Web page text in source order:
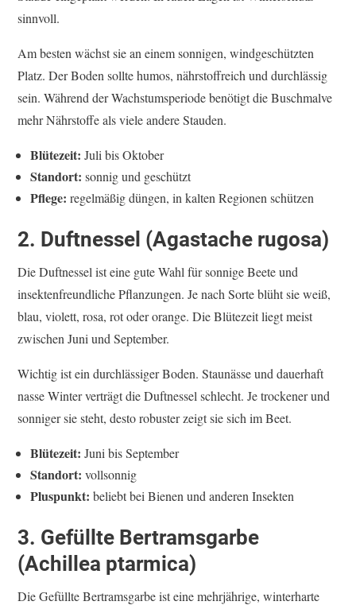
sinnvoll.
Am besten wächst sie an einem sonnigen, windgeschützten
Platz. Der Boden sollte humos, nährstoffreich und durchlässig
sein. Während der Wachstumsperiode benötigt die Buschmalve
mehr Nährstoffe als viele andere Stauden.
Blütezeit: Juli bis Oktober
Standort: sonnig und geschützt
Pflege: regelmäßig düngen, in kalten Regionen schützen
2. Duftnessel (Agastache rugosa)
Die Duftnessel ist eine gute Wahl für sonnige Beete und
insektenfreundliche Pflanzungen. Je nach Sorte blüht sie weiß,
blau, violett, rosa, rot oder orange. Die Blütezeit liegt meist
zwischen Juni und September.
Wichtig ist ein durchlässiger Boden. Staunässe und dauerhaft
nasse Winter verträgt die Duftnessel schlecht. Je trockener und
sonniger sie steht, desto robuster zeigt sie sich im Beet.
Blütezeit: Juni bis September
Standort: vollsonnig
Pluspunkt: beliebt bei Bienen und anderen Insekten
3. Gefüllte Bertramsgarbe
(Achillea ptarmica)
Die Gefüllte Bertramsgarbe ist eine mehrjährige, winterharte